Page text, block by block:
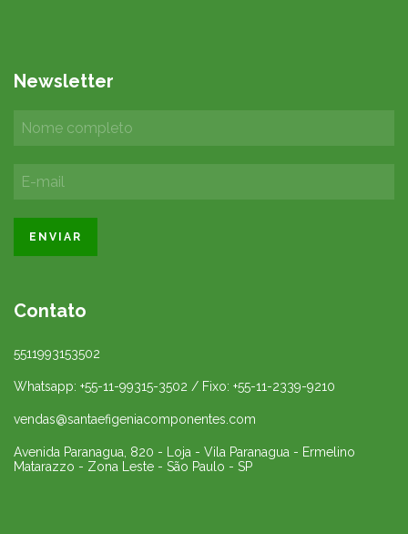
Newsletter
Contato
5511993153502
Whatsapp: +55-11-99315-3502 / Fixo: +55-11-2339-9210
vendas@santaefigeniacomponentes.com
Avenida Paranagua, 820 - Loja - Vila Paranagua - Ermelino
Matarazzo - Zona Leste - São Paulo - SP